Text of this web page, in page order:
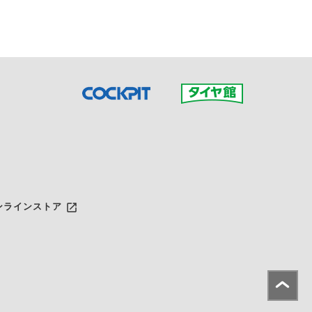
ラインストア launch